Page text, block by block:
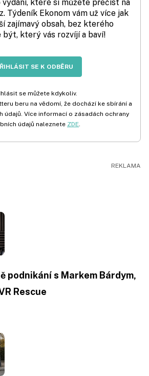
které si můžete přečíst na
Týdeník Ekonom vám už více jak
zajímavý obsah, bez kterého
být, který vás rozvíjí a baví!
SE K ODBĚRU
se můžete kdykoliv.
beru na vědomí, že dochází ke sbírání a
údajů. Více informací o zásadách ochrany
údajů naleznete ZDE.
podnikání s Markem Bárdym,
Rescue